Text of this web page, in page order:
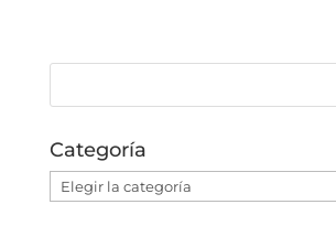
Categoría
Categoría